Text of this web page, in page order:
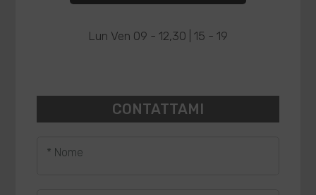
Lun Ven 09 - 12,30 | 15 - 19
CONTATTAMI
* Nome